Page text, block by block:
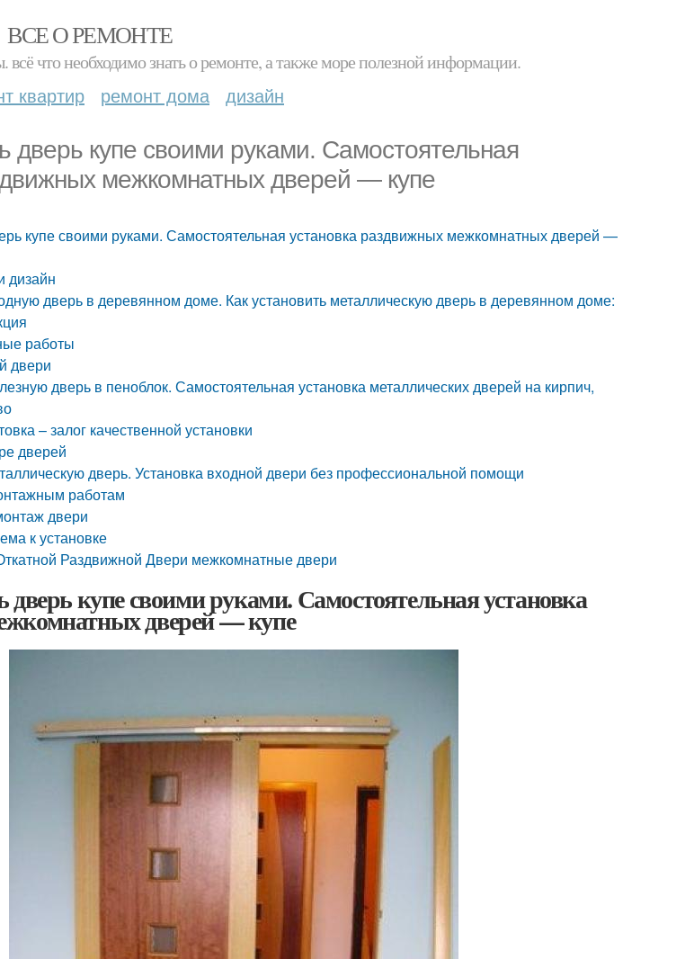
ВСЕ О РЕМОНТЕ
всё что необходимо знать о ремонте, а также море полезной информации.
квартир ремонт дома дизайн
дверь купе своими руками. Самостоятельная
межкомнатных дверей — купе
купе своими руками. Самостоятельная установка раздвижных межкомнатных дверей —
дизайн
дверь в деревянном доме. Как установить металлическую дверь в деревянном доме:
работы
двери
дверь в пеноблок. Самостоятельная установка металлических дверей на кирпич,
– залог качественной установки
дверей
дверь. Установка входной двери без профессиональной помощи
работам
двери
к установке
Раздвижной Двери межкомнатные двери
дверь купе своими руками. Самостоятельная установка
дверей — купе